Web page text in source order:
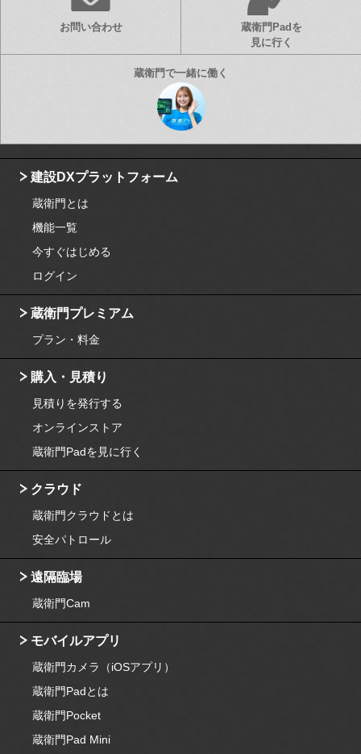
お問い合わせ
蔵衛門Padを
見に行く
建設DXプラットフォーム
蔵衛門とは
機能一覧
今すぐはじめる
ログイン
蔵衛門プレミアム
プラン・料金
購入・見積り
見積りを発行する
オンラインストア
蔵衛門Padを見に行く
クラウド
蔵衛門クラウドとは
安全パトロール
遠隔臨場
蔵衛門Cam
モバイルアプリ
蔵衛門カメラ（iOSアプリ）
蔵衛門Padとは
蔵衛門Pocket
蔵衛門Pad Mini